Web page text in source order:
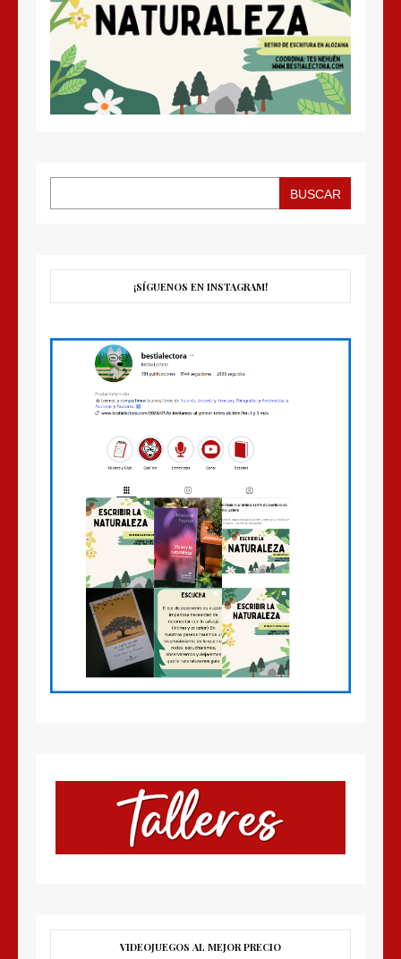
BUSCAR
¡SÍGUENOS EN INSTAGRAM!
VIDEOJUEGOS AL MEJOR PRECIO